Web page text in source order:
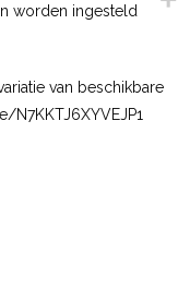
worden ingesteld
van beschikbare